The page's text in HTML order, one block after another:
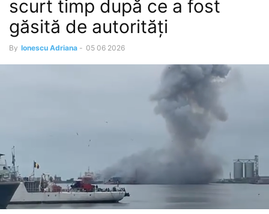
scurt timp după ce a fost
găsită de autorități
By Ionescu Adriana - 05 06 2026